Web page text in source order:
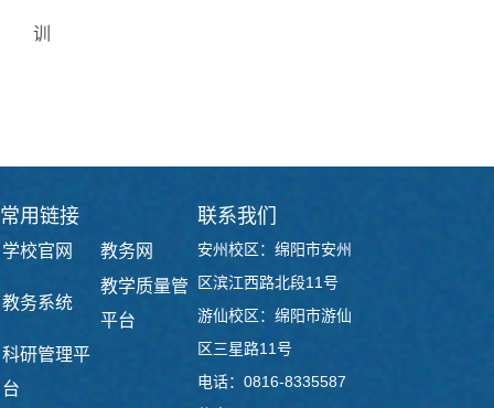
训
常用链接
学校官网 教务网
教务系统
教学质量管
平台
科研管理平
台
联系我们
安州校区：绵阳市安州
区滨江西路北段11号
游仙校区：绵阳市游仙
区三星路11号
电话：0816-8335587